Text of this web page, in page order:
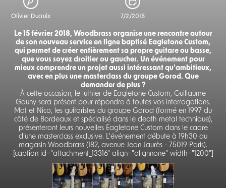
Olivier Ducruix 7/2/2018
Le 15 février 2018, Woodbrass organise une rencontre autour
de son nouveau service en ligne baptisé Eagletone Custom,
qui permet de créer entièrement sa propre guitare ou basse,
que vous soyez droitier ou gaucher. Un événement pour
mieux comprendre un projet aussi intéressant qu’ambitieux,
avec en plus une masterclass du groupe Gorod. Que
demander de plus ?
À cette occasion, le luthier de Eagletone Custom, Guillaume
Gauny sera présent pour répondre à toutes vos interrogations.
Mat et Nico, les guitaristes du groupe Gorod (formé en 1997 du
côté de Bordeaux et spécialisé dans le death metal technique),
présenteront leurs nouvelles Eagletone Custom dans le cadre
d’une masterclass exclusive. L'événement débute à 19h30 au
magasin Woodbrass (182, avenue Jean Jaurès - 75019 Paris).
[caption id="attachment_13316" align="alignnone" width="1200"]